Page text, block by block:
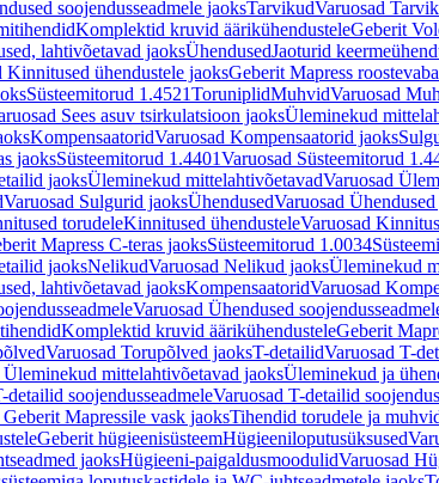
soojendusseadmele jaoksTarvikudVaruosad
Komplektid kruvid äärikühendusteleGeberit
lahtivõetavad jaoksÜhendusedJaoturid
Kinnitused ühendustele jaoksGeberit Mapress
Süsteemitorud 1.4521ToruniplidMuhvidVaruosad
Sees asuv tsirkulatsioon jaoksÜleminekud
KompensaatoridVaruosad Kompensaatorid jaoks
jaoksSüsteemitorud 1.4401Varuosad Süsteemitorud
jaoksÜleminekud mittelahtivõetavadVaruosad
Varuosad Sulgurid jaoksÜhendusedVaruosad
torudeleKinnitused ühendusteleVaruosad
Mapress C-teras jaoksSüsteemitorud 1.0034
jaoksNelikudVaruosad Nelikud jaoksÜleminekud
lahtivõetavad jaoksKompensaatoridVaruosad
Varuosad Ühendused
Komplektid kruvid äärikühendusteleGeberit
Varuosad Torupõlved jaoksT-detailidVaruosad T-
Üleminekud mittelahtivõetavad jaoksÜleminekud ja
detailid soojendusseadmeleVaruosad T-detailid
Mapressile vask jaoksTihendid torudele ja
Geberit hügieenisüsteemHügieeniloputusüksused
jaoksHügieeni-paigaldusmoodulidVaruosad